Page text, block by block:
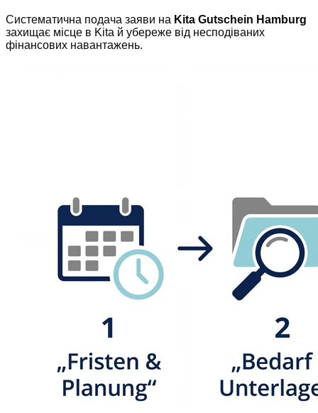
Систематична подача заяви на Kita Gutschein Hamburg
захищає місце в Kita й убереже від несподіваних
фінансових навантажень.